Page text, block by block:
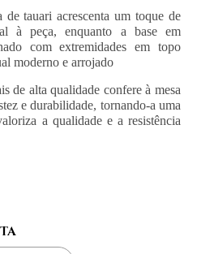
tauari acrescenta um toque de
à peça, enquanto a base em
com extremidades em topo
moderno e arrojado
de alta qualidade confere à mesa
e durabilidade, tornando-a uma
a qualidade e a resistência